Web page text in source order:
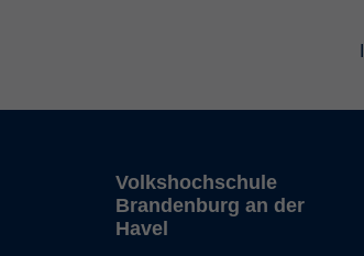
Volkshochschule
Brandenburg an der
Havel